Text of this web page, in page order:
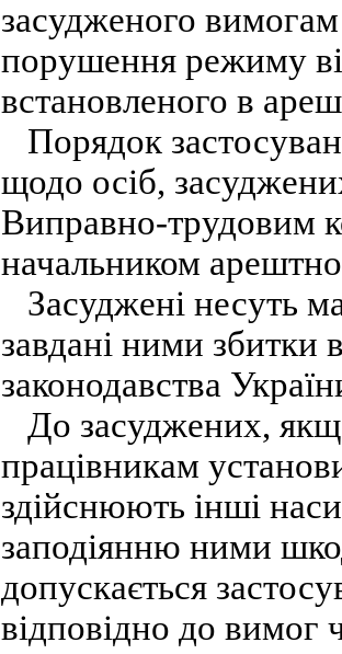
засудженого
порушення режиму
встановленого в
Порядок
щодо осіб,
Виправно-трудовим
начальником
Засуджені несуть
завдані ними збитки
законодавства
До засуджених,
працівникам
здійснюють інші
заподіянню ними
допускається
відповідно до вимог